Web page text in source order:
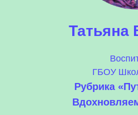
Татьяна
ГБОУ
Рубрика